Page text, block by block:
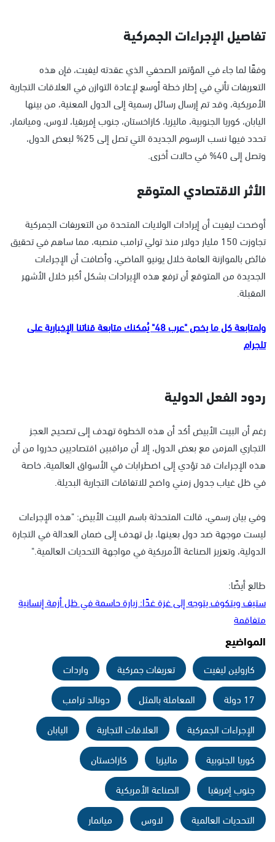
تفاصيل الإجراءات الجمركية
وفقًا لما جاء في المؤتمر الصحفي الذي عقدته ليفيت، فإن هذه
التعريفات تأتي في إطار خطة أوسع لإعادة التوازن في العلاقات التجارية
الأمريكية، وقد تم إرسال رسائل رسمية إلى الدول المعنية، من بينها
اليابان، كوريا الجنوبية، ماليزيا، كازاخستان، جنوب إفريقيا، لاوس، وميانمار،
تحدد فيها نسب الرسوم الجديدة التي تصل إلى 25% لبعض الدول،
وتصل إلى 40% في حالات أخرى.
الأثر الاقتصادي المتوقع
أوضحت ليفيت أن إيرادات الولايات المتحدة من التعريفات الجمركية
تجاوزت 150 مليار دولار منذ تولي ترامب منصبه، مما ساهم في تحقيق
فائض بالموازنة العامة خلال يونيو الماضي، وأضافت أن الإجراءات
الجديدة من المتوقع أن ترفع هذه الإيرادات بشكل أكبر خلال الأشهر
المقبلة.
ولمتابعة كل ما يخص "عرب 48" يُمكنك متابعة قناتنا الإخبارية على
تلجرام
ردود الفعل الدولية
رغم أن البيت الأبيض أكد أن هذه الخطوة تهدف إلى تصحيح العجز
التجاري المزمن مع بعض الدول، إلا أن مراقبين اقتصاديين حذروا من أن
هذه الإجراءات قد تؤدي إلى اضطرابات في الأسواق العالمية، خاصة
في ظل غياب جدول زمني واضح للاتفاقات التجارية البديلة.
وفي بيان رسمي، قالت المتحدثة باسم البيت الأبيض: "هذه الإجراءات
ليست موجهة ضد دول بعينها، بل تهدف إلى ضمان العدالة في التجارة
الدولية، وتعزيز الصناعة الأمريكية في مواجهة التحديات العالمية."
طالع أيضًا:
ستيف ويتكوف يتوجه إلى غزة غدًا: زيارة حاسمة في ظل أزمة إنسانية
متفاقمة
المواضيع
كارولين ليفيت تعريفات جمركية
واردات
17 دولة
المعاملة بالمثل
دونالد ترامب
الإجراءات الجمركية
العلاقات التجارية
اليابان
كوريا الجنوبية
ماليزيا
كازاخستان
جنوب إفريقيا
الصناعة الأمريكية
التحديات العالمية
لاوس ميانمار